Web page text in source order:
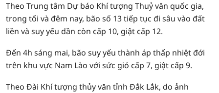
Theo Trung tâm Dự báo Khí tượng Thuỷ văn quốc gia,
trong tối và đêm nay, bão số 13 tiếp tục đi sâu vào đất
liền và suy yếu dần còn cấp 10, giật cấp 12.
Đến 4h sáng mai, bão suy yếu thành áp thấp nhiệt đới
trên khu vực Nam Lào với sức gió cấp 7, giật cấp 9.
Theo Đài Khí tượng thủy văn tỉnh Đắk Lắk, do ảnh